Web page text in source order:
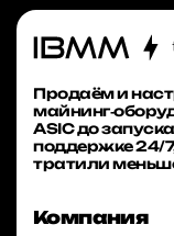
Продаём и
ASIC до
поддержке 24/
тратили
Компания